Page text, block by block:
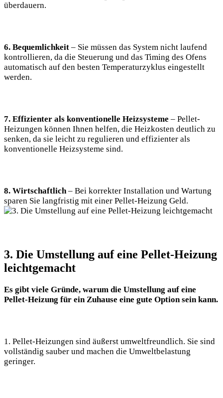
überdauern.
6. Bequemlichkeit – Sie müssen das System nicht laufend
kontrollieren, da die Steuerung und das Timing des Ofens
automatisch auf den besten Temperaturzyklus eingestellt
werden.
7. Effizienter als konventionelle Heizsysteme – Pellet-
Heizungen können Ihnen helfen, die Heizkosten deutlich zu
senken, da sie leicht zu regulieren und effizienter als
konventionelle Heizsysteme sind.
8. Wirtschaftlich– Bei korrekter Installation und Wartung
sparen Sie langfristig mit einer Pellet-Heizung Geld.
3. Die Umstellung auf eine Pellet-Heizung
leichtgemacht
Es gibt viele Gründe, warum die Umstellung auf eine
Pellet-Heizung für ein Zuhause eine gute Option sein kann.
1. Pellet-Heizungen sind äußerst umweltfreundlich. Sie sind
vollständig sauber und machen die Umweltbelastung
geringer.